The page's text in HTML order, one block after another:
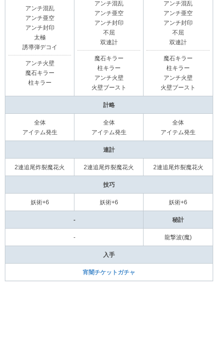
アンチ混乱
アンチ亜空
アンチ封印
太極
誘導弾デコイ
アンチ火壁
魔石キラー
柱キラー
アンチ混乱
アンチ亜空
アンチ封印
不屈
双連計
魔石キラー
柱キラー
アンチ火壁
火壁ブースト
アンチ混乱
アンチ亜空
アンチ封印
不屈
双連計
魔石キラー
柱キラー
アンチ火壁
火壁ブースト
計略
全体
アイテム発生
全体
アイテム発生
全体
アイテム発生
連計
2連追尾炸裂魔花火 2連追尾炸裂魔花火 2連追尾炸裂魔花火
技巧
妖術+6 妖術+6 妖術+6
- 秘計
- 龍撃波(魔)
入手
宵闇チケットガチャ